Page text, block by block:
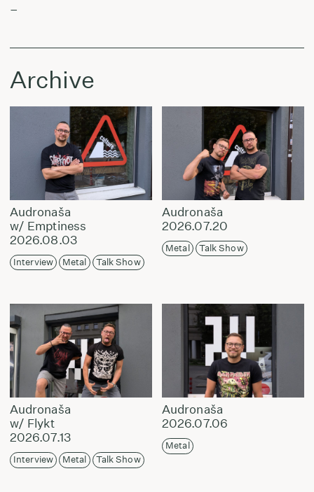
–
Archive
Audronaša
w/ Emptiness
2026.08.03
Interview Metal Talk Show
Audronaša
2026.07.20
Metal Talk Show
Audronaša
w/ Flykt
2026.07.13
Interview Metal Talk Show
Audronaša
2026.07.06
Metal